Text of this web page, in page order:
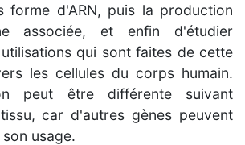
forme d'ARN, puis la production
associée, et enfin d'étudier
qui sont faites de cette
les cellules du corps humain.
peut être différente suivant
car d'autres gènes peuvent
usage.